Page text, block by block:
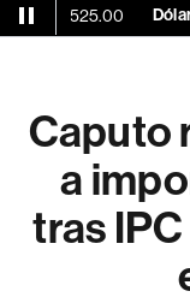
Dólar CCL
Caputo
a
tras